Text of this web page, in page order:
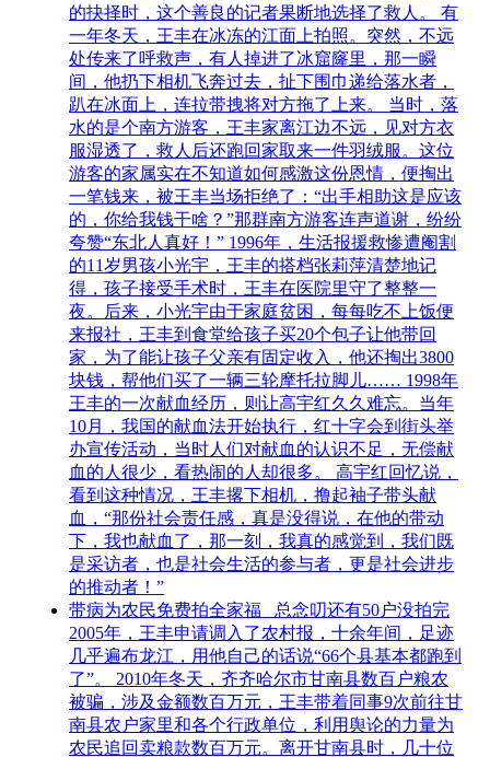
的抉择时，这个善良的记者果断地选择了救人。 有
一年冬天，王丰在冰冻的江面上拍照。突然，不远
处传来了呼救声，有人掉进了冰窟窿里，那一瞬
间，他扔下相机飞奔过去，扯下围巾递给落水者，
趴在冰面上，连拉带拽将对方拖了上来。 当时，落
水的是个南方游客，王丰家离江边不远，见对方衣
服湿透了，救人后还跑回家取来一件羽绒服。这位
游客的家属实在不知道如何感激这份恩情，便掏出
一笔钱来，被王丰当场拒绝了：“出手相助这是应该
的，你给我钱干啥？”那群南方游客连声道谢，纷纷
夸赞“东北人真好！” 1996年，生活报援救惨遭阉割
的11岁男孩小光宇，王丰的搭档张莉萍清楚地记
得，孩子接受手术时，王丰在医院里守了整整一
夜。后来，小光宇由于家庭贫困，每每吃不上饭便
来报社，王丰到食堂给孩子买20个包子让他带回
家，为了能让孩子父亲有固定收入，他还掏出3800
块钱，帮他们买了一辆三轮摩托拉脚儿…… 1998年
王丰的一次献血经历，则让高宇红久久难忘。当年
10月，我国的献血法开始执行，红十字会到街头举
办宣传活动，当时人们对献血的认识不足，无偿献
血的人很少，看热闹的人却很多。 高宇红回忆说，
看到这种情况，王丰撂下相机，撸起袖子带头献
血，“那份社会责任感，真是没得说，在他的带动
下，我也献血了，那一刻，我真的感觉到，我们既
是采访者，也是社会生活的参与者，更是社会进步
的推动者！”
带病为农民免费拍全家福 总念叨还有50户没拍完
2005年，王丰申请调入了农村报，十余年间，足迹
几乎遍布龙江，用他自己的话说“66个县基本都跑到
了”。 2010年冬天，齐齐哈尔市甘南县数百户粮农
被骗，涉及金额数百万元，王丰带着同事9次前往甘
南县农户家里和各个行政单位，利用舆论的力量为
农民追回卖粮款数百万元。离开甘南县时，几十位